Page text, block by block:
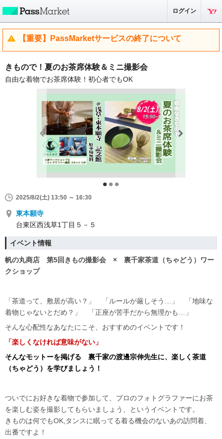
ログイン
【重要】PassMarketサービスの終了について
きもので！夏のお茶席体験＆ミニ撮影会
自由な着物でお茶席体験！初心者でもOK
2025/8/2(土) 13:50 ～ 16:30
東本願寺
台東区西浅草1丁目５－５
イベント情報
帆の丸商店 第5回きもの撮影会 × 裏千家茶道（ちゃどう）ワー
クショップ
「茶道って、敷居が高い？」 「ルールが厳しそう…」 「地味な
着物じゃないとだめ？」 「正座が苦手だから無理かも…」
そんな心配性なあなたにこそ、おすすめのイベントです！
「楽しくなければ意味がない」
そんなモットーを掲げる 裏千家の渡邊宗伸先生に、楽しく茶道
（ちゃどう）を学びましょう！
ついでにお好きな着物で参加して、プロのフォトグラファーにお茶
を楽しむ姿を撮影してもらいましょう、というイベントです。
きものは何でもOK,タンスに眠ってる着る機会のないあの訪問着、
出番ですよ！